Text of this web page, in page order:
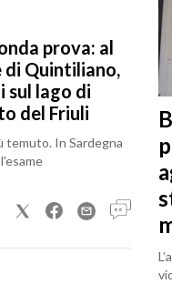
prova: al
di Quintiliano,
sul lago di
del Friuli
temuto. In Sardegna